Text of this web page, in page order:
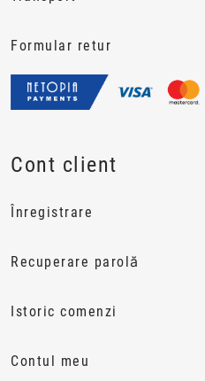
Formular retur
Cont client
Înregistrare
Recuperare parolă
Istoric comenzi
Contul meu